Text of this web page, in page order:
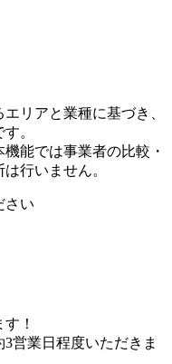
リアと業種に基づき、
。
能では事業者の比較・
行いません。
さい
！
営業日程度いただきま